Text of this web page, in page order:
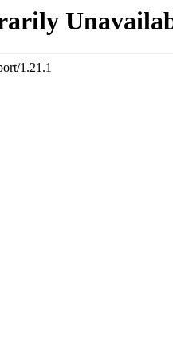
1.21.1